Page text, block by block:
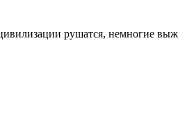
рушатся, немногие